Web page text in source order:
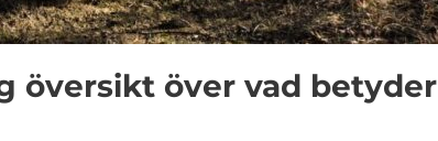
översikt över vad